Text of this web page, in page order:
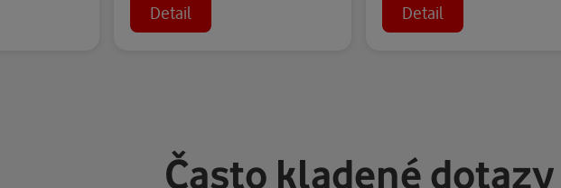
Detail Detail
Často kladené dotazy